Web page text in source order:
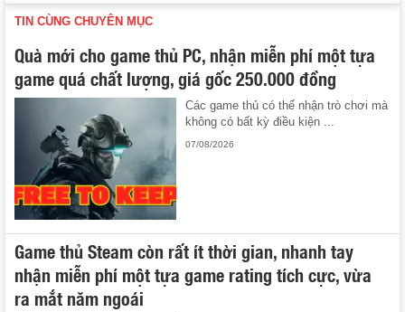
TIN CÙNG CHUYÊN MỤC
Quà mới cho game thủ PC, nhận miễn phí một tựa
game quá chất lượng, giá gốc 250.000 đồng
Các game thủ có thể nhận trò chơi mà
không có bất kỳ điều kiện ...
07/08/2026
Game thủ Steam còn rất ít thời gian, nhanh tay
nhận miễn phí một tựa game rating tích cực, vừa
ra mắt năm ngoái